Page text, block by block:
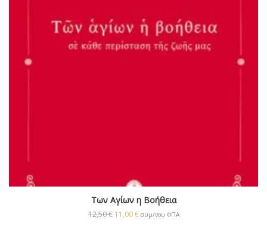
Των Αγίων η Βοήθεια
12,50€ 11,00€ συμ/νου ΦΠΑ